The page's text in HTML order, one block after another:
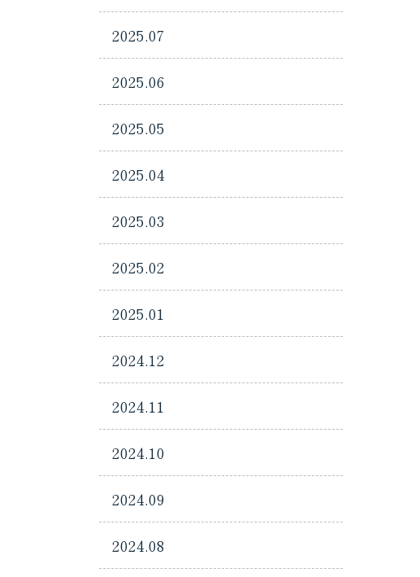
2025.07
2025.06
2025.05
2025.04
2025.03
2025.02
2025.01
2024.12
2024.11
2024.10
2024.09
2024.08